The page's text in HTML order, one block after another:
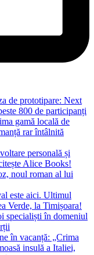
de prototipare: Next
800 de participanți
gamă locală de
rar întâlnită
personală și
Alice Books!
noul roman al lui
este aici. Ultimul
Verde, la Timișoara!
specialiști în domeniul
în vacanță: „Crima
insulă a Italiei,